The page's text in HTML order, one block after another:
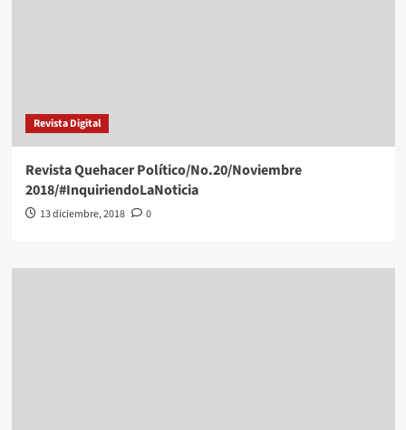
Revista Digital
Revista Quehacer Político/No.20/Noviembre
2018/#InquiriendoLaNoticia
13 diciembre, 2018 0